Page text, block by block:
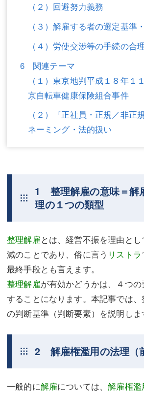
マスコミ取材・実績
アクセス
東京事務所 (新宿・四谷)
埼玉事務所 (さいたま市)
アクセス
東京事務所 (新宿・四谷)
埼玉事務所 (さいたま市)
川口事務所（埼玉県川口市）
（２）回避努力義務
（３）解雇する者の選定基準
（４）労使交渉等の手続の合
6 関連テーマ
（１）東京地判平成１８年１
京自転車健康保険組合事件
（２）『正社員・正規／非正
ネーミング・法的扱い
1 整理解雇の意味＝解
理の１つの類型
整理解雇とは、経営不振を理由と
減のことであり、俗に言う リストラ
最終手段とも言えます。
整理解雇が有効かどうかは、４つ
することになります。本記事では
の判断基準（判断要素）を説明しま
2 解雇権濫用の法理（
一般的に解雇については、解雇権